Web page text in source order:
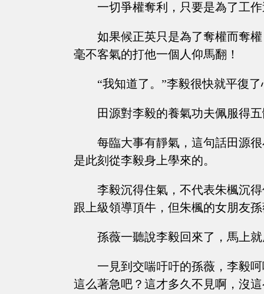
一切爭權奪利，只要是為了工
如果候正英只是為了奪權而奪
毫不客氣的打他一個人仰馬翻！
“我知道了。”李毅很快就平復
田源對李毅的養氣功夫佩服得
每臨大事有靜氣，這句話田源
是此刻從李毅身上學來的。
李毅沉得住氣，不代表朱楓沉
跟上級領導頂牛，但朱楓的女朋友
孫薇一聽說李毅回來了，馬上
一見到交喘吁吁的孫薇，李毅
這么著急吧？這才多久不見啊，沒